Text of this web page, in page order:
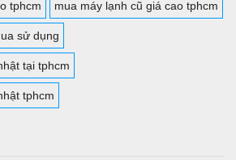
tphcm mua máy lạnh cũ giá cao tphcm
sử dụng
tại tphcm
tphcm